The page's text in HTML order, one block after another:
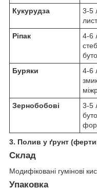
Кукурудза
3-5
Ріпак
4-6
Буряки
4-6
Зернобобові
3-5
3. Полив у ґрунт
Склад
Модифіковані гумінові
Упаковка